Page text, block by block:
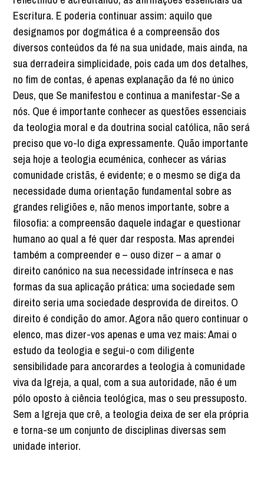
Escritura. E poderia continuar assim: aquilo que
designamos por dogmática é a compreensão dos
diversos conteúdos da fé na sua unidade, mais ainda, na
sua derradeira simplicidade, pois cada um dos detalhes,
no fim de contas, é apenas explanação da fé no único
Deus, que Se manifestou e continua a manifestar-Se a
nós. Que é importante conhecer as questões essenciais
da teologia moral e da doutrina social católica, não será
preciso que vo-lo diga expressamente. Quão importante
seja hoje a teologia ecuménica, conhecer as várias
comunidade cristãs, é evidente; e o mesmo se diga da
necessidade duma orientação fundamental sobre as
grandes religiões e, não menos importante, sobre a
filosofia: a compreensão daquele indagar e questionar
humano ao qual a fé quer dar resposta. Mas aprendei
também a compreender e – ouso dizer – a amar o
direito canónico na sua necessidade intrínseca e nas
formas da sua aplicação prática: uma sociedade sem
direito seria uma sociedade desprovida de direitos. O
direito é condição do amor. Agora não quero continuar o
elenco, mas dizer-vos apenas e uma vez mais: Amai o
estudo da teologia e segui-o com diligente
sensibilidade para ancorardes a teologia à comunidade
viva da Igreja, a qual, com a sua autoridade, não é um
pólo oposto à ciência teológica, mas o seu pressuposto.
Sem a Igreja que crê, a teologia deixa de ser ela própria
e torna-se um conjunto de disciplinas diversas sem
unidade interior.